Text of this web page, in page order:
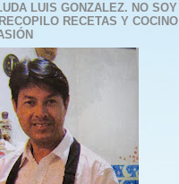
LUIS GONZALEZ. NO SOY
RECETAS Y COCINO